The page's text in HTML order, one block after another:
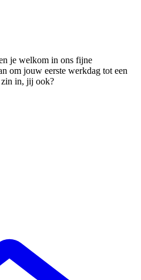
je welkom in ons fijne
om jouw eerste werkdag tot een
zin in, jij ook?